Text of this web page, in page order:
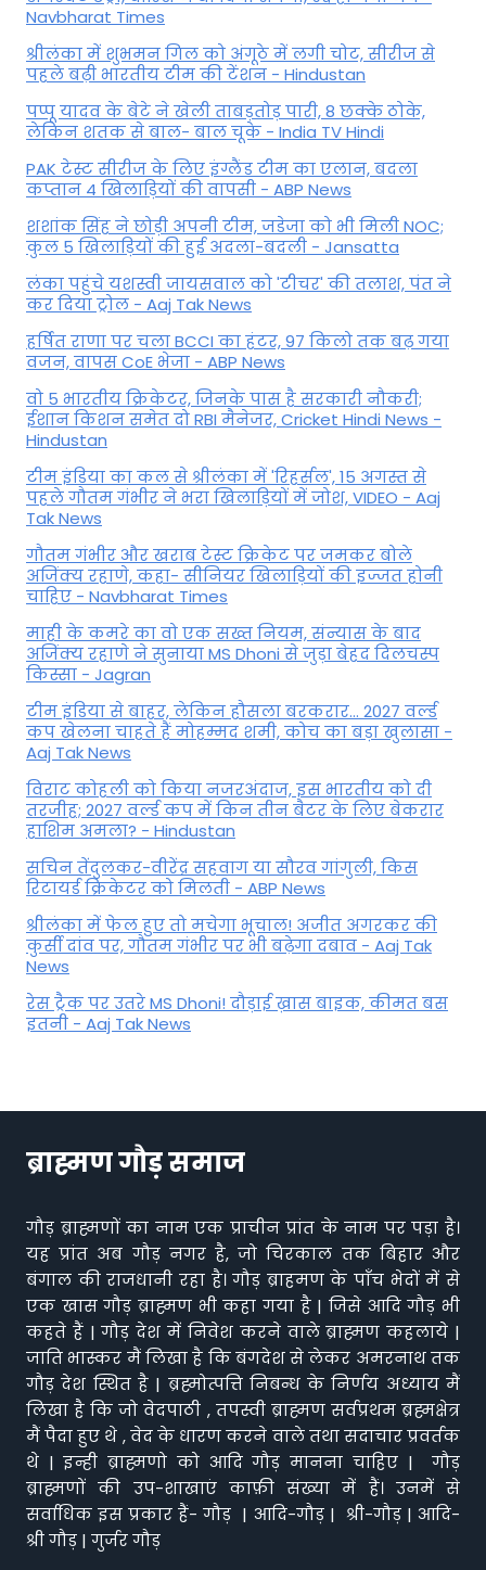
Navbharat Times
श्रीलंका में शुभमन गिल को अंगूठे में लगी चोट, सीरीज से
पहले बढ़ी भारतीय टीम की टेंशन - Hindustan
पप्पू यादव के बेटे ने खेली ताबड़तोड़ पारी, 8 छक्के ठोके,
लेकिन शतक से बाल- बाल चूके - India TV Hindi
PAK टेस्ट सीरीज के लिए इंग्लैंड टीम का एलान, बदला
कप्तान 4 खिलाड़ियों की वापसी - ABP News
शशांक सिंह ने छोड़ी अपनी टीम, जडेजा को भी मिली NOC;
कुल 5 खिलाड़ियों की हुई अदला-बदली - Jansatta
लंका पहुंचे यशस्वी जायसवाल को 'टीचर' की तलाश, पंत ने
कर द‍िया ट्रोल - Aaj Tak News
हर्षित राणा पर चला BCCI का हंटर, 97 किलो तक बढ़ गया
वजन, वापस CoE भेजा - ABP News
वो 5 भारतीय क्रिकेटर, जिनके पास है सरकारी नौकरी;
ईशान किशन समेत दो RBI मैनेजर, Cricket Hindi News -
Hindustan
टीम इंडिया का कल से श्रीलंका में 'रिहर्सल', 15 अगस्त से
पहले गौतम गंभीर ने भरा ख‍िलाड़‍ियों में जोश, VIDEO - Aaj
Tak News
गौतम गंभीर और खराब टेस्ट क्रिकेट पर जमकर बोले
अजिंक्य रहाणे, कहा- सीनियर खिलाड़ियों की इज्जत होनी
चाहिए - Navbharat Times
माही के कमरे का वो एक सख्त नियम, संन्यास के बाद
अजिंक्‍य रहाणे ने सुनाया MS Dhoni से जुड़ा बेहद दिलचस्प
किस्सा - Jagran
टीम इंडिया से बाहर, लेकिन हौसला बरकरार... 2027 वर्ल्ड
कप खेलना चाहते हैं मोहम्मद शमी, कोच का बड़ा खुलासा -
Aaj Tak News
विराट कोहली को किया नजरअंदाज, इस भारतीय को दी
तरजीह; 2027 वर्ल्ड कप में किन तीन बैटर के लिए बेकरार
हाशिम अमला? - Hindustan
सचिन तेंदुलकर-वीरेंद्र सहवाग या सौरव गांगुली, किस
रिटायर्ड क्रिकेटर को मिलती - ABP News
श्रीलंका में फेल हुए तो मचेगा भूचाल! अजीत अगरकर की
कुर्सी दांव पर, गौतम गंभीर पर भी बढ़ेगा दबाव - Aaj Tak
News
रेस ट्रैक पर उतरे MS Dhoni! दौड़ाई ख़ास बाइक, कीमत बस
इतनी - Aaj Tak News
ब्राह्मण गौड़ समाज
गौड़ ब्राह्मणों का नाम एक प्राचीन प्रांत के नाम पर पड़ा है।
यह प्रांत अब गौड़ नगर है, जो चिरकाल तक बिहार और
बंगाल की राजधानी रहा है। गौड़ ब्राहमण के पाँच भेदों में से
एक खास गौड़ ब्राह्मण भी कहा गया है | जिसे आदि गौड़ भी
कहते हैं | गौड़ देश में निवेश करने वाले ब्राह्मण कहलाये |
जाति भास्कर मैं लिखा है कि बंगदेश से लेकर अमरनाथ तक
गौड़ देश स्थित है | ब्रह्मोत्पत्ति निबन्ध के निर्णय अध्याय मैं
लिखा है कि जो वेदपाठी , तपस्वी ब्राह्मण सर्वप्रथम ब्रह्मक्षेत्र
मैं पैदा हुए थे , वेद के धारण करने वाले तथा सदाचार प्रवर्तक
थे | इन्ही ब्राह्मणो को आदि गौड़ मानना चाहिए | गौड़
ब्राह्मणों की उप-शाखाएं काफ़ी संख्या में हैं। उनमें से
सर्वाधिक इस प्रकार हैं- गौड़ | आदि-गौड़ | श्री-गौड़ | आदि-
श्री गौड़ | गुर्जर गौड़